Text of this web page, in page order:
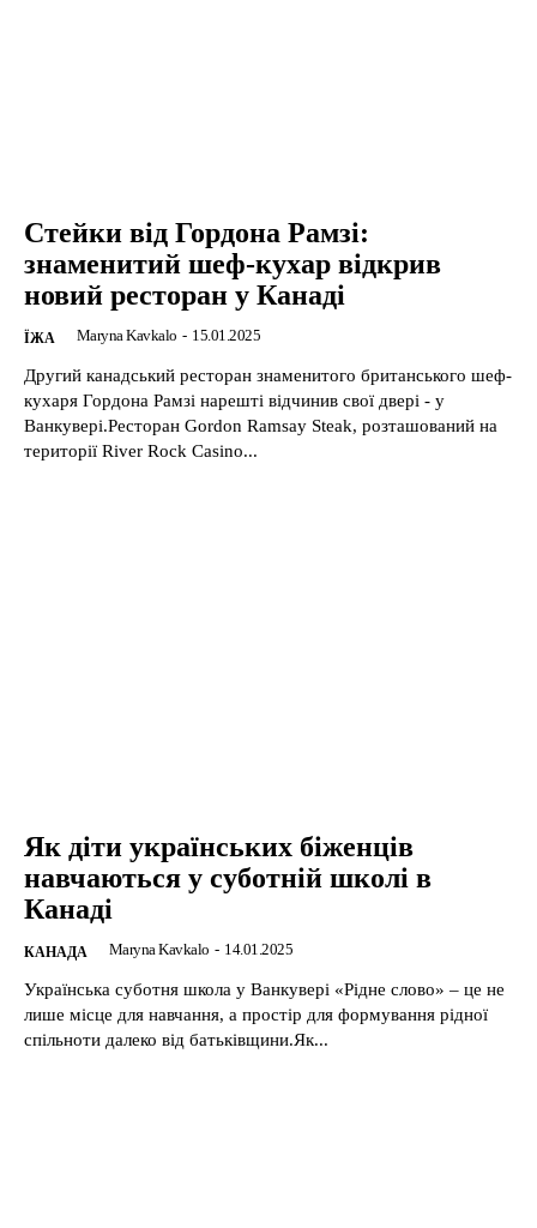
Стейки від Гордона Рамзі:
знаменитий шеф-кухар відкрив
новий ресторан у Канаді
ЇЖА Maryna Kavkalo - 15.01.2025
Другий канадський ресторан знаменитого британського шеф-
кухаря Гордона Рамзі нарешті відчинив свої двері - у
Ванкувері.Ресторан Gordon Ramsay Steak, розташований на
території River Rock Casino...
Як діти українських біженців
навчаються у суботній школі в
Канаді
КАНАДА Maryna Kavkalo - 14.01.2025
Українська суботня школа у Ванкувері «Рідне слово» – це не
лише місце для навчання, а простір для формування рідної
спільноти далеко від батьківщини.Як...